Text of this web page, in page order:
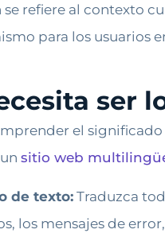
se refiere al contexto
para los usuarios
ser
el
sitio web
de texto: Traduzca
los mensajes de